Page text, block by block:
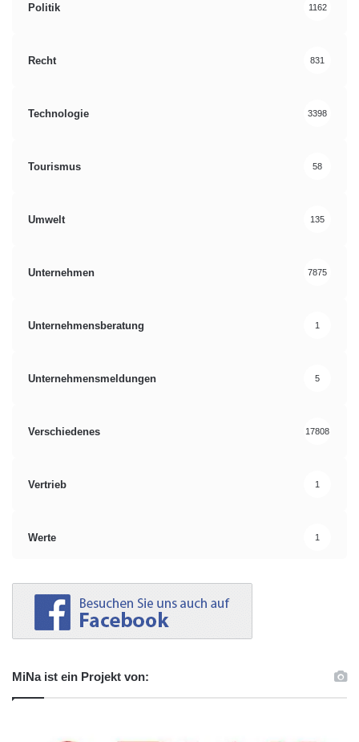
Politik 1162
Recht 831
Technologie 3398
Tourismus 58
Umwelt 135
Unternehmen 7875
Unternehmensberatung 1
Unternehmensmeldungen 5
Verschiedenes 17808
Vertrieb 1
Werte 1
MiNa ist ein Projekt von: